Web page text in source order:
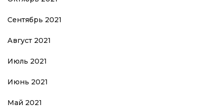
Сентябрь 2021
Август 2021
Июль 2021
Июнь 2021
Май 2021